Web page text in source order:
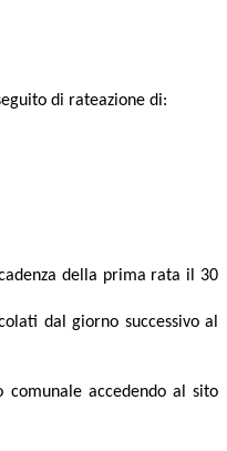
di rateazione di:
della prima rata il 30
dal giorno successivo al
accedendo al sito